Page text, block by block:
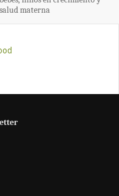
salud materna